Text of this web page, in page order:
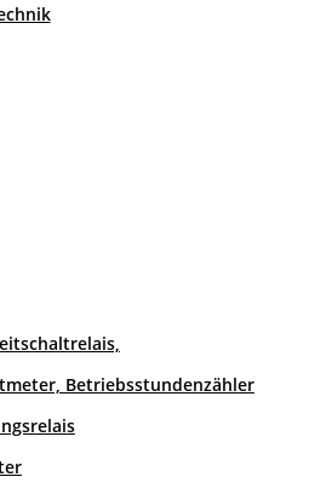
Betriebsstundenzähler